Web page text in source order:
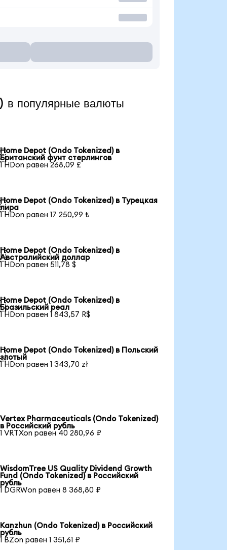
популярные валюты
Home Depot (Ondo Tokenized) в
Британский фунт стерлингов
1 HDon равен 268,09 £
Home Depot (Ondo Tokenized) в Турецкая
лира
1 HDon равен 17 250,99 ₺
Home Depot (Ondo Tokenized) в
Австралийский доллар
1 HDon равен 511,78 $
Home Depot (Ondo Tokenized) в
Бразильский реал
1 HDon равен 1 843,57 R$
Home Depot (Ondo Tokenized) в Польский
злотый
1 HDon равен 1 343,70 zł
Vertex Pharmaceuticals (Ondo Tokenized)
в Российский рубль
1 VRTXon равен 40 280,96 ₽
WisdomTree US Quality Dividend Growth
Fund (Ondo Tokenized) в Российский
рубль
1 DGRWon равен 8 368,80 ₽
Kanzhun (Ondo Tokenized) в Российский
рубль
1 BZon равен 1 351,61 ₽